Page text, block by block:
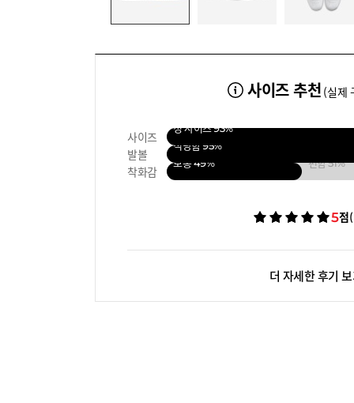
사이즈 추천 (실제
사이즈
정 사이즈93%
발볼
적당함 95%
착화감
보통49% 편함51%
5점
더 자세한 후기